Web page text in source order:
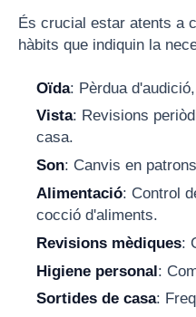
És crucial estar atents a
hàbits que indiquin la
Oïda: Pèrdua
Vista: Revisions
casa.
Son: Canvis en
Alimentació: Control
cocció d'aliments.
Revisions mèdiques:
Higiene personal:
Sortides de casa: